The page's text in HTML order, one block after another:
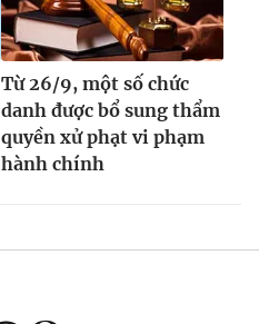
Từ 26/9, một số chức
danh được bổ sung thẩm
quyền xử phạt vi phạm
hành chính